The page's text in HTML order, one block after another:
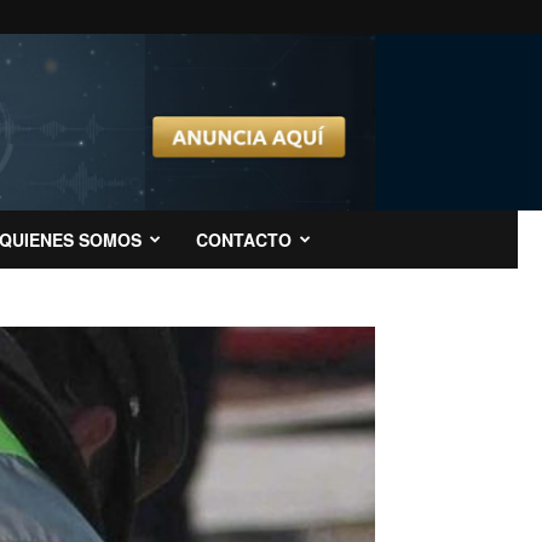
QUIENES SOMOS CONTACTO